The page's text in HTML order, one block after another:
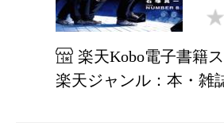
楽天Kobo電子書籍
楽天ジャンル：本・雑